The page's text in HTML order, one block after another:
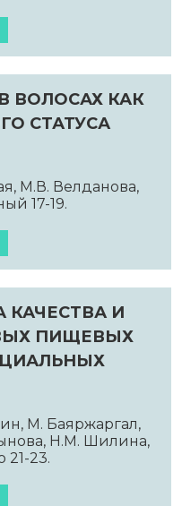
ВОЛОСАХ КАК
СТАТУСА
М.В. Велданова,
17-19.
КАЧЕСТВА И
ПИЩЕВЫХ
М. Баяржаргал,
Н.М. Шилина,
21-23.